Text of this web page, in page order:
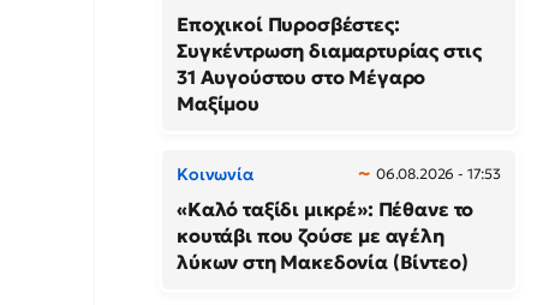
Εποχικοί Πυροσβέστες:
Συγκέντρωση διαμαρτυρίας στις
31 Αυγούστου στο Μέγαρο
Μαξίμου
Κοινωνία 06.08.2026 - 17:53
«Καλό ταξίδι μικρέ»: Πέθανε το
κουτάβι που ζούσε με αγέλη
λύκων στη Μακεδονία (Βίντεο)